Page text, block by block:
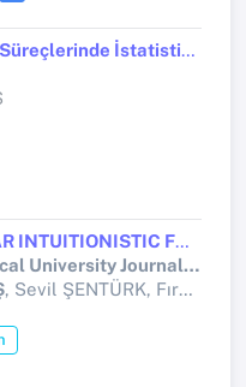
Hidrojen Üretim Süreçlerinde İstatistiksel Deney Tasarımı: Hiper Çapraz Bağlı Polimerlerin Etkinliğinin ANFIS ve ANCOVA Modelleri ile Değerlendirilmesi
USING CIRCULAR INTUITIONISTIC FUZZY TOPSIS TO ELIMINATE THE HESITANCY IN THE FIELD OF AGRICULTURAL BIOLOGY
Eskişehir Technical University Journal of Science and Technology A - Applied Sciences and Engineering
, Sevil ŞENTÜRK, Fırat ALATÜRK, Baboo ALI